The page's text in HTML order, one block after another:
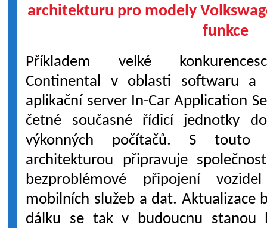
architekturu pro modely
funkce
Příkladem velké
Continental v oblasti softwaru a
aplikační server In-Car Application
četné současné řídicí jednotky
výkonných počítačů. S touto
architekturou připravuje
bezproblémové připojení
mobilních služeb a dat. Aktualizace
dálku se tak v budoucnu stanou